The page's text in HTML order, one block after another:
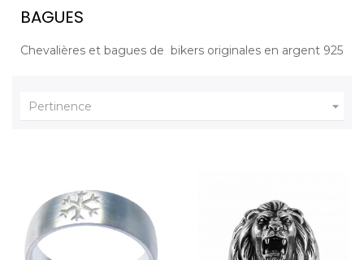
BAGUES
Chevalières et bagues de bikers originales en argent 925
Pertinence 